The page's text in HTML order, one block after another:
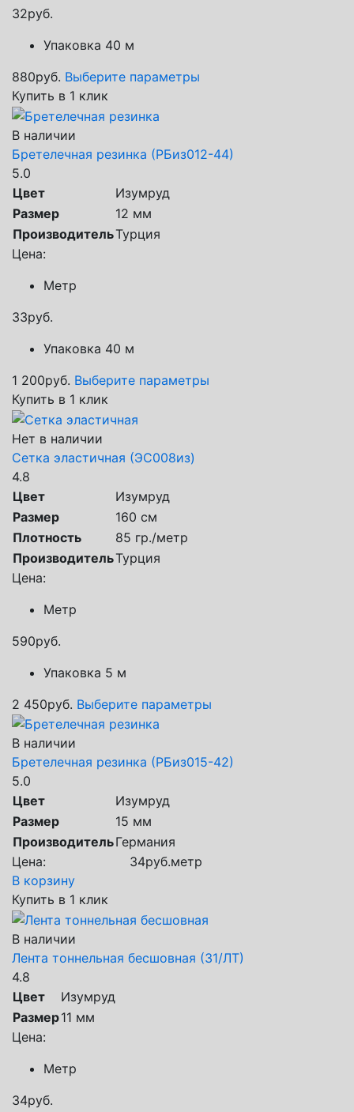
32руб.
Упаковка 40 м
880руб. Выберите параметры
Купить в 1 клик
В наличии
Бретелечная резинка (РБиз012-44)
5.0
Цвет
Изумруд
Размер
12 мм
ПроизводительТурция
Цена:
Метр
33руб.
Упаковка 40 м
1 200руб. Выберите параметры
Купить в 1 клик
Нет в наличии
Сетка эластичная (ЭС008из)
4.8
Цвет
Изумруд
Размер
160 см
Плотность
85 гр./метр
ПроизводительТурция
Цена:
Метр
590руб.
Упаковка 5 м
2 450руб. Выберите параметры
В наличии
Бретелечная резинка (РБиз015-42)
5.0
Цвет
Изумруд
Размер
15 мм
ПроизводительГермания
Цена:
34руб.метр
В корзину
Купить в 1 клик
В наличии
Лента тоннельная бесшовная (31/ЛТ)
4.8
Цвет
Изумруд
Размер11 мм
Цена:
Метр
34руб.